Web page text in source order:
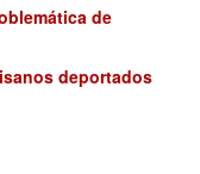
de
deportados